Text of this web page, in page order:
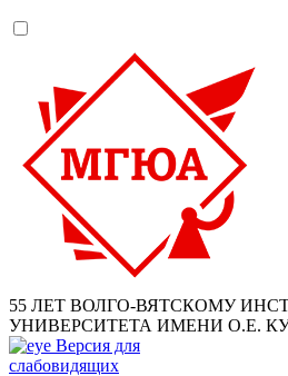
55 ЛЕТ ВОЛГО-ВЯТСКОМУ
УНИВЕРСИТЕТА ИМЕНИ О.Е.
Версия для
слабовидящих